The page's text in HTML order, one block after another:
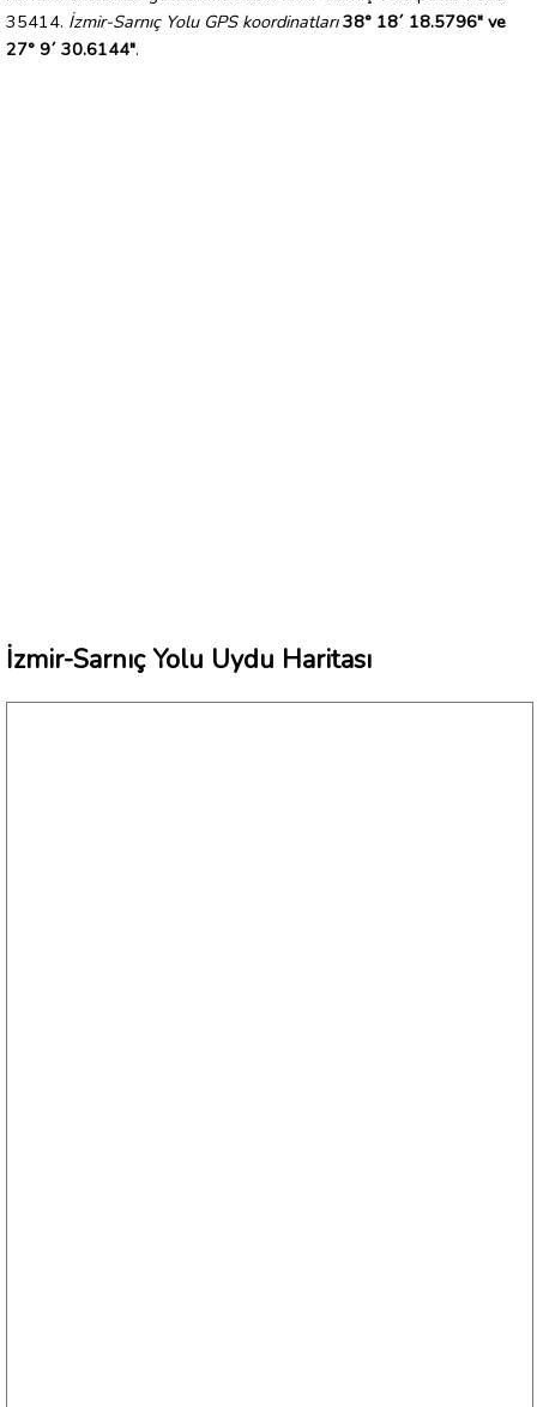
35414. İzmir-Sarnıç Yolu GPS koordinatları 38° 18´ 18.5796" ve
27° 9´ 30.6144".
İzmir-Sarnıç Yolu Uydu Haritası